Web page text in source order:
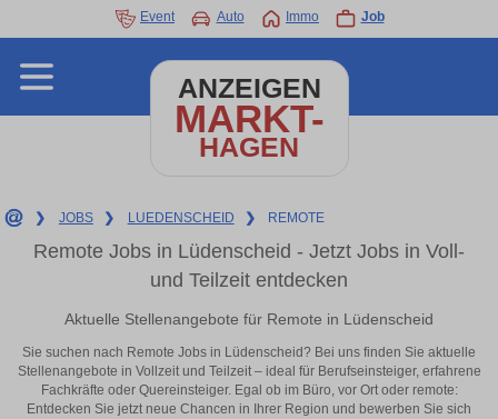
Event Auto Immo Job
ANZEIGEN
MARKT-
HAGEN
❯ JOBS ❯ LUEDENSCHEID ❯ REMOTE
Remote Jobs in Lüdenscheid - Jetzt Jobs in Voll-
und Teilzeit entdecken
Aktuelle Stellenangebote für Remote in Lüdenscheid
Sie suchen nach Remote Jobs in Lüdenscheid? Bei uns finden Sie aktuelle
Stellenangebote in Vollzeit und Teilzeit – ideal für Berufseinsteiger, erfahrene
Fachkräfte oder Quereinsteiger. Egal ob im Büro, vor Ort oder remote:
Entdecken Sie jetzt neue Chancen in Ihrer Region und bewerben Sie sich